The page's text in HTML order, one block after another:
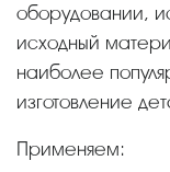
оборудовании,
исходный
наиболее
изготовление
Применяем: